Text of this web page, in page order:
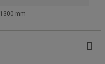
1300 mm